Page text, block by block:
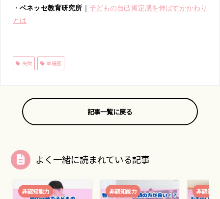
・ベネッセ教育研究所 ｜ 子どもの自己肯定感を伸ばすかかわり
とは
失敗 幸福感
記事一覧に戻る
よく一緒に読まれている記事
非認知能力 非認知能力 非認知能